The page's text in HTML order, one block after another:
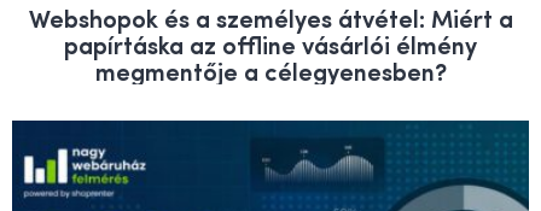
Webshopok és a személyes átvétel: Miért a
papírtáska az offline vásárlói élmény
megmentője a célegyenesben?